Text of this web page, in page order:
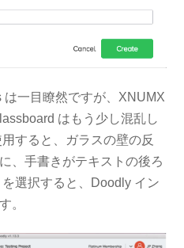
一目瞭然ですが、XNUMX
はもう少し混乱し
すると、ガラスの壁の反
、手書きがテキストの後ろ
選択すると、Doodly イン
。